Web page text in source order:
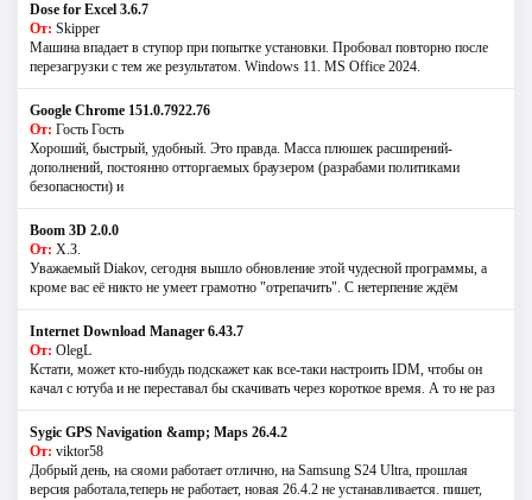
Dose for Excel 3.6.7
От: Skipper
Машина впадает в ступор при попытке установки. Пробовал повторно после
перезагрузки с тем же результатом. Windows 11. MS Offiсe 2024.
Google Chrome 151.0.7922.76
От: Гость Гость
Хороший, быстрый, удобный. Это правда. Масса плюшек расширений-
дополнений, постоянно отторгаемых браузером (разрабами политиками
безопасности) и
Boom 3D 2.0.0
От: Х.З.
Уважаемый Diakov, сегодня вышло обновление этой чудесной программы, а
кроме вас её никто не умеет грамотно "отрепачить". С нетерпение ждём
Internet Download Manager 6.43.7
От: OlegL
Кстати, может кто-нибудь подскажет как все-таки настроить IDM, чтобы он
качал с ютуба и не переставал бы скачивать через короткое время. А то не раз
Sygic GPS Navigation &amp; Maps 26.4.2
От: viktor58
Добрый день, на сяоми работает отлично, на Samsung S24 Ultra, прошлая
версия работала,теперь не работает, новая 26.4.2 не устанавливается. пишет,